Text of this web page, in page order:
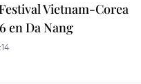
Vietnam-Corea
en Da Nang